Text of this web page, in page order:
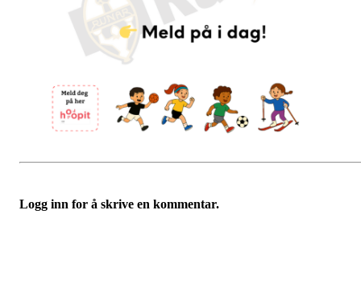
Logg inn for å skrive en kommentar.